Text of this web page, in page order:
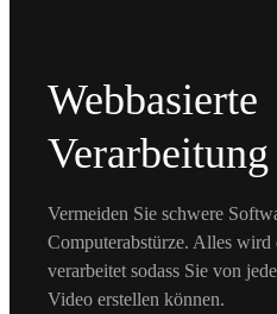
Webbasierte
Verarbeitung
Vermeiden Sie schwere
Computerabstürze. Alles
verarbeitet sodass Sie von
Video erstellen können.